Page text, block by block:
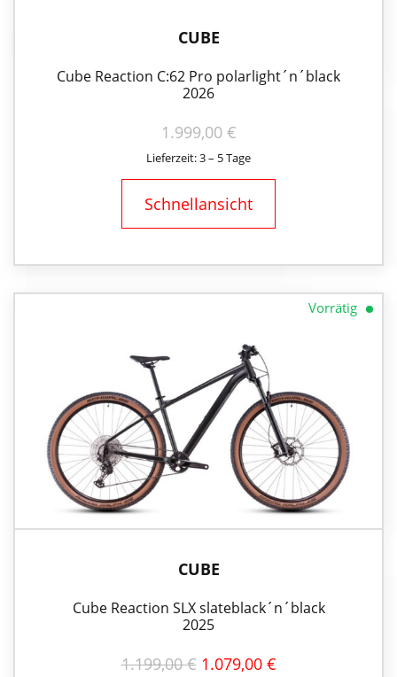
CUBE
Cube Reaction C:62 Pro polarlight´n´black
2026
1.999,00 €
Lieferzeit: 3 – 5 Tage
Schnellansicht
Vorrätig
CUBE
Cube Reaction SLX slateblack´n´black
2025
1.199,00€ URSPRÜNGLICHER
1.079,00 €AKTUELLER